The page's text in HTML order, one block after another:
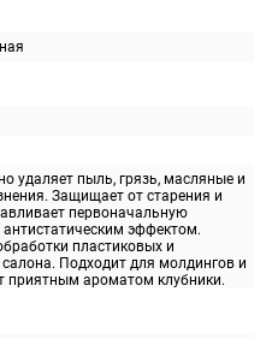
удаляет пыль, грязь, масляные и
Защищает от старения и
первоначальную
антистатическим эффектом.
пластиковых и
Подходит для молдингов и
приятным ароматом клубники.